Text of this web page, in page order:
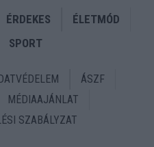
ÉRDEKES
ÉLETMÓD
SPORT
ÁSZF
MÉDIAAJÁNLAT
SZABÁLYZAT